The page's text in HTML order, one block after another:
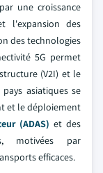
une croissance
l'expansion des
des technologies
5G permet
(V2I) et le
asiatiques se
et le déploiement
(ADAS) et des
motivées par
efficaces.